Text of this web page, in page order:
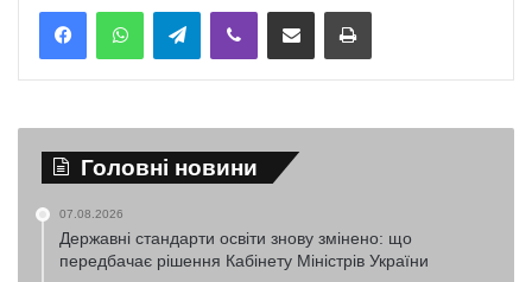
TelegramViber Надіслати електронною поштоюНадрукувати
Головні новини
07.08.2026
Державні стандарти освіти знову змінено: що
передбачає рішення Кабінету Міністрів України